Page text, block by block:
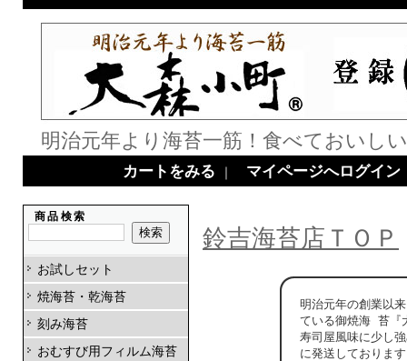
明治元年より海苔一筋！食べておい
カートをみる｜ マイページへログイン
商品検索
お試しセット
焼海苔・乾海苔
刻み海苔
おむすび用フィルム海苔
鈴吉海苔店ＴＯＰ
明治元年の創業以
ている御焼海 苔『
寿司屋風味に少し
に発送しておりま